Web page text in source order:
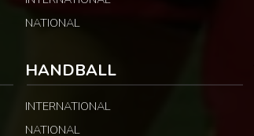
NATIONAL
HANDBALL
INTERNATIONAL
NATIONAL